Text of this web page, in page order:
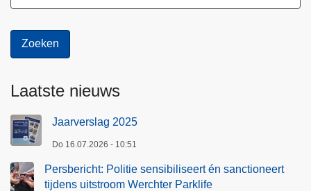
Laatste nieuws
Jaarverslag 2025
Do 16.07.2026 - 10:51
Persbericht: Politie sensibiliseert én sanctioneert
tijdens uitstroom Werchter Parklife